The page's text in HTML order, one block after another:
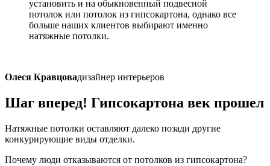
установить и на обыкновенный подвесной
потолок или потолок из гипсокартона, однако все
больше наших клиентов выбирают именно
натяжные потолки.
Олеся Кравцовадизайнер интерьеров
Шаг вперед! Гипсокартона век прошел
Натяжные потолки оставляют далеко позади другие
конкурирующие виды отделки.
Почему люди отказываются от потолков из гипсокартона?